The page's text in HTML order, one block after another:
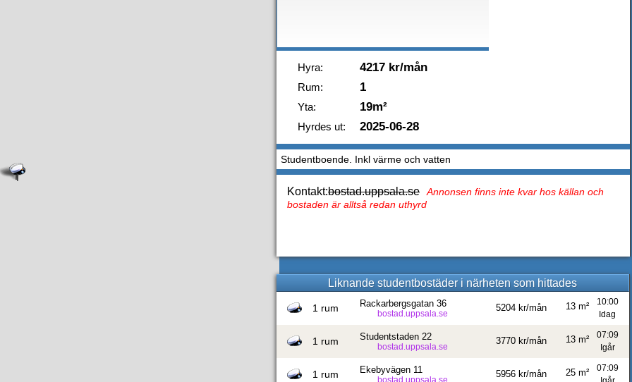
Hyra: 4217 kr/mån
Rum: 1
Yta: 19m²
Hyrdes ut: 2025-06-28
Studentboende. Inkl värme och vatten
Kontakt:bostad.uppsala.se
Annonsen finns inte kvar hos källan och
bostaden är alltså redan uthyrd
Liknande studentbostäder i närheten som hittades
1 rum Rackarbergsgatan 36
bostad.uppsala.se
5204 kr/mån
10:00
Idag
13 m²
1 rum Studentstaden 22
bostad.uppsala.se
3770 kr/mån
07:09
Igår
13 m²
1 rum Ekebyvägen 11
bostad.uppsala.se
5956 kr/mån
07:09
25 m²